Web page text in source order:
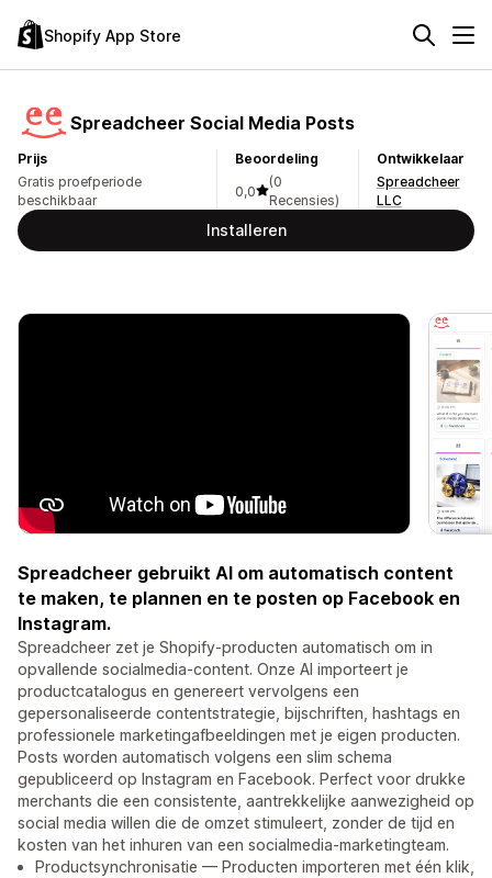
Shopify App Store
Spreadcheer Social Media Posts
Prijs
Gratis proefperiode
beschikbaar
Beoordeling
0,0
(0
Recensies)
Ontwikkelaar
Spreadcheer
LLC
Installeren
Spreadcheer gebruikt AI om automatisch content
te maken, te plannen en te posten op Facebook en
Instagram.
Spreadcheer zet je Shopify-producten automatisch om in
opvallende socialmedia-content. Onze AI importeert je
productcatalogus en genereert vervolgens een
gepersonaliseerde contentstrategie, bijschriften, hashtags en
professionele marketingafbeeldingen met je eigen producten.
Posts worden automatisch volgens een slim schema
gepubliceerd op Instagram en Facebook. Perfect voor drukke
merchants die een consistente, aantrekkelijke aanwezigheid op
social media willen die de omzet stimuleert, zonder de tijd en
kosten van het inhuren van een socialmedia-marketingteam.
Productsynchronisatie — Producten importeren met één klik,